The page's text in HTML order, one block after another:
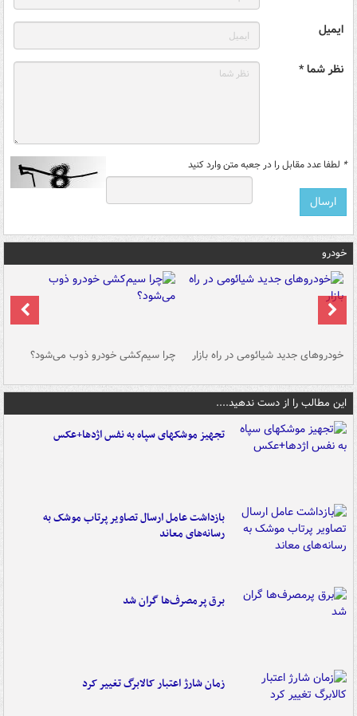
ایمیل
نظر شما *
* لطفا عدد مقابل را در جعبه متن وارد کنید
خودرو
خودروهای جدید شیائومی در راه بازار چرا سیم‌کشی خودرو ذوب می‌شود؟
این مطالب را از دست ندهید....
تجهیز موشکهای سپاه به نفس اژدها+عکس
بازداشت عامل ارسال تصاویر پرتاب موشک به
رسانه‌های معاند
برق پرمصرف‌ها گران شد
زمان شارژ اعتبار کالابرگ تغییر کرد